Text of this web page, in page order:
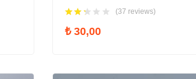
(37 reviews)
₺30,00